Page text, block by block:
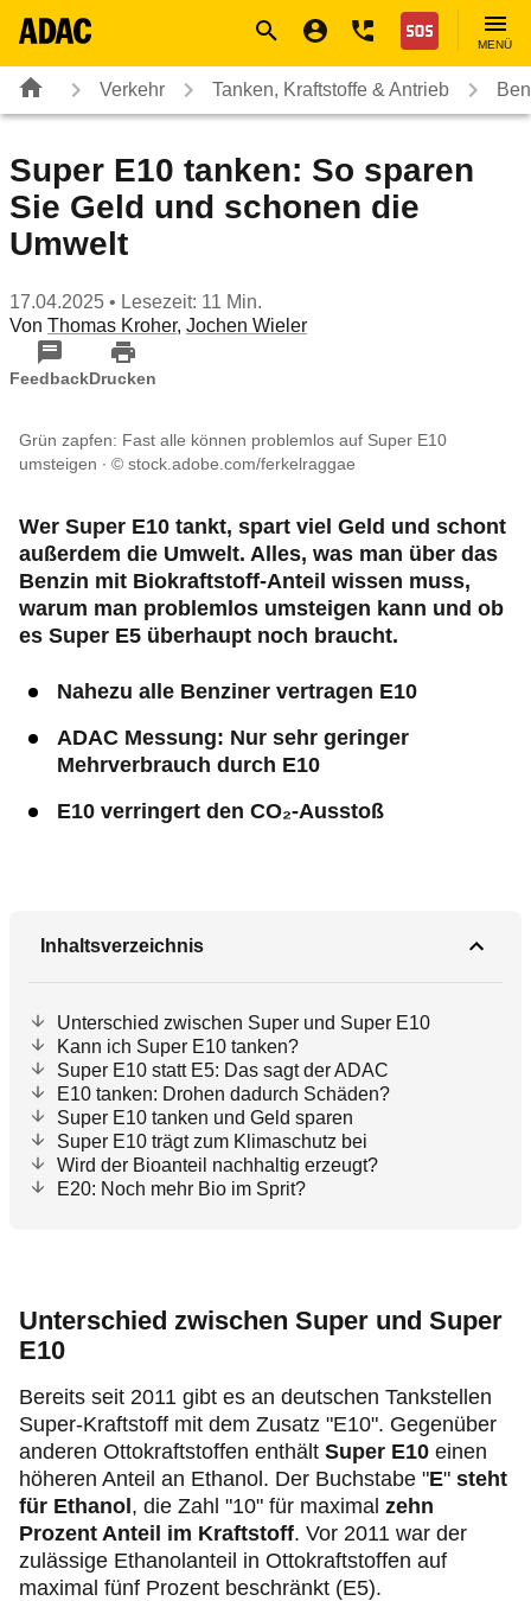
Nothilfe
MENÜ
Verkehr Tanken, Kraftstoffe & Antrieb
Super E10 tanken: So sparen
Sie Geld und schonen die
Umwelt
17.04.2025 • Lesezeit: 11 Min.
Von Thomas Kroher, Jochen Wieler
FeedbackDrucken
Grün zapfen: Fast alle können problemlos auf Super E10
umsteigen
© stock.adobe.com/ferkelraggae
Wer Super E10 tankt, spart viel Geld und schont
außerdem die Umwelt. Alles, was man über das
Benzin mit Biokraftstoff-Anteil wissen muss,
warum man problemlos umsteigen kann und ob
es Super E5 überhaupt noch braucht.
Nahezu alle Benziner vertragen E10
ADAC Messung: Nur sehr geringer
Mehrverbrauch durch E10
E10 verringert den CO₂-Ausstoß
Inhaltsverzeichnis
Unterschied zwischen Super und Super E10
Kann ich Super E10 tanken?
Super E10 statt E5: Das sagt der ADAC
E10 tanken: Drohen dadurch Schäden?
Super E10 tanken und Geld sparen
Super E10 trägt zum Klimaschutz bei
Wird der Bioanteil nachhaltig erzeugt?
E20: Noch mehr Bio im Sprit?
Unterschied zwischen Super und Super
E10
Bereits seit 2011 gibt es an deutschen Tankstellen
Super-Kraftstoff mit dem Zusatz "E10". Gegenüber
anderen Ottokraftstoffen enthält Super E10 einen
höheren Anteil an Ethanol. Der Buchstabe "E" steht
für Ethanol , die Zahl "10" für maximal zehn
Prozent Anteil im Kraftstoff. Vor 2011 war der
zulässige Ethanolanteil in Ottokraftstoffen auf
maximal fünf Prozent beschränkt (E5).